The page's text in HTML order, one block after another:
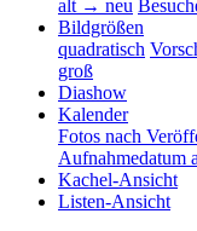
alt → neu
Bildgrößen
quadratisch
groß
Diashow
Kalender
Fotos nach
Aufnahmedatum
Kachel-Ansicht
Listen-Ansicht